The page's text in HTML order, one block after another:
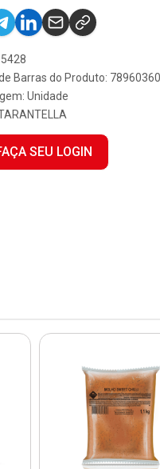
Barras do Produto:
Unidade
SEU LOGIN